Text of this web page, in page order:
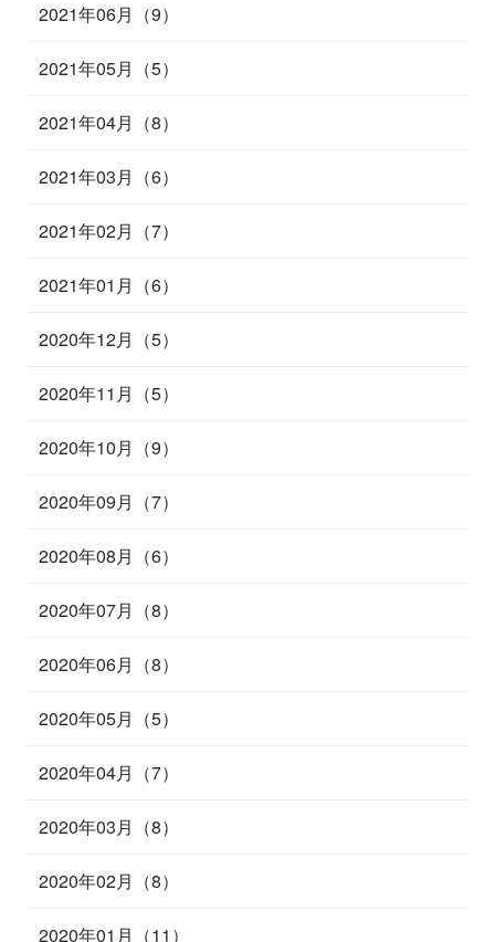
2021年06月（9）
2021年05月（5）
2021年04月（8）
2021年03月（6）
2021年02月（7）
2021年01月（6）
2020年12月（5）
2020年11月（5）
2020年10月（9）
2020年09月（7）
2020年08月（6）
2020年07月（8）
2020年06月（8）
2020年05月（5）
2020年04月（7）
2020年03月（8）
2020年02月（8）
2020年01月（11）